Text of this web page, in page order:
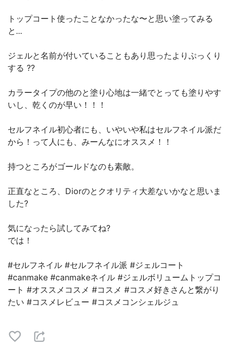
トップコート使ったことなかったな〜と思い塗ってみる
と...
ジェルと名前が付いていることもあり思ったよりぷっくり
する ??
カラータイプの他のと塗り心地は一緒でとっても塗りやす
いし、乾くのが早い！！！
セルフネイル初心者にも、いやいや私はセルフネイル派だ
から！って人にも、みーんなにオススメ！！
持つところがゴールドなのも素敵。
正直なところ、Diorのとクオリティ大差ないかなと思いま
した?
気になったら試してみてね?
では！
#セルフネイル #セルフネイル派 #ジェルコート
#canmake #canmakeネイル #ジェルボリュームトップコ
ート #オススメコスメ #コスメ #コスメ好きさんと繋がり
たい #コスメレビュー #コスメコンシェルジュ